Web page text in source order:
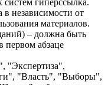
независимости от
материалов.
– должна быть
первом абзаце
"Экспертиза",
"Власть", "Выборы",